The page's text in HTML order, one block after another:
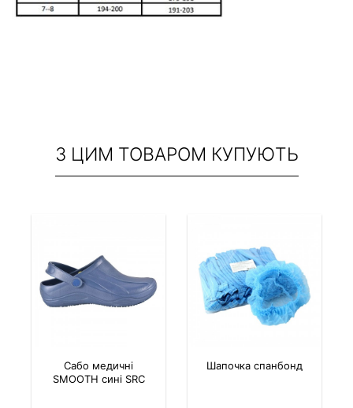
З ЦИМ ТОВАРОМ КУПУЮТЬ
Сабо медичні
SMOOTH сині SRC
Шапочка спанбонд